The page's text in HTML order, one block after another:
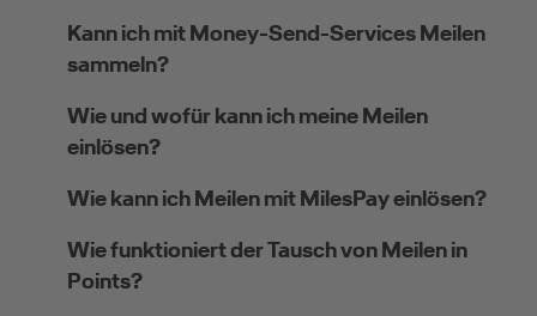
Kann ich mit Money-Send-Services Meilen
sammeln?
Wie und wofür kann ich meine Meilen
einlösen?
Wie kann ich Meilen mit MilesPay einlösen?
Wie funktioniert der Tausch von Meilen in
Points?